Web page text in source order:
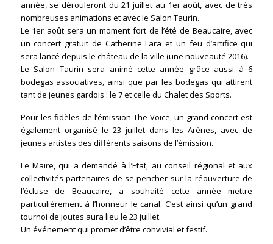
année, se dérouleront du 21 juillet au 1er août, avec de très
nombreuses animations et avec le Salon Taurin.
Le 1er août sera un moment fort de l’été de Beaucaire, avec
un concert gratuit de Catherine Lara et un feu d’artifice qui
sera lancé depuis le château de la ville (une nouveauté 2016).
Le Salon Taurin sera animé cette année grâce aussi à 6
bodegas associatives, ainsi que par les bodegas qui attirent
tant de jeunes gardois : le 7 et celle du Chalet des Sports.
Pour les fidèles de l’émission The Voice, un grand concert est
également organisé le 23 juillet dans les Arènes, avec de
jeunes artistes des différents saisons de l’émission.
Le Maire, qui a demandé à l’Etat, au conseil régional et aux
collectivités partenaires de se pencher sur la réouverture de
l’écluse de Beaucaire, a souhaité cette année mettre
particulièrement à l’honneur le canal. C’est ainsi qu’un grand
tournoi de joutes aura lieu le 23 juillet.
Un événement qui promet d’être convivial et festif.